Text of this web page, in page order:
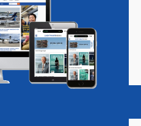
Vacatures